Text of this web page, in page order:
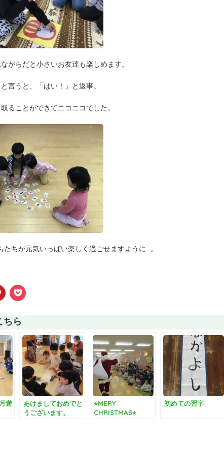
がらだと小さいお友達も楽しめます。
言うと、「はい！」と返事。
ることができてニコニコでした。
たちが元気いっぱい楽しく過ごせますように…。
ちら
遊
あけましておめでと
うございます。
⭐︎MERY
CHRISTMAS⭐︎
初めての習字